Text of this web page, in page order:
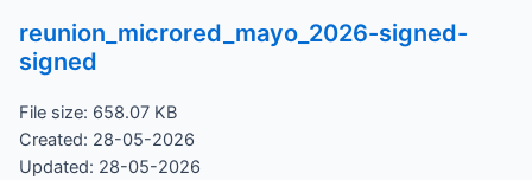
reunion_microred_mayo_2026-signed-
signed
File size: 658.07 KB
Created: 28-05-2026
Updated: 28-05-2026